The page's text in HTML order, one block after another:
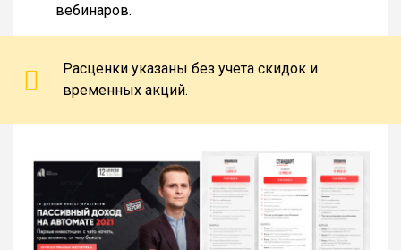
вебинаров.
Расценки указаны без учета скидок и
временных акций.